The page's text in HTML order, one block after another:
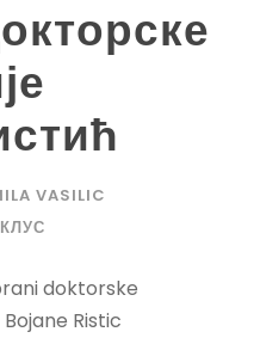
VASILIC
doktorske
Ristic